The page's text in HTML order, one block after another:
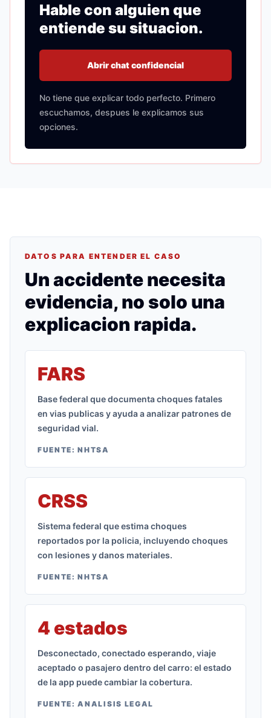
Hable con alguien que
entiende su situacion.
Abrir chat confidencial
No tiene que explicar todo perfecto. Primero
escuchamos, despues le explicamos sus
opciones.
DATOS PARA ENTENDER EL CASO
Un accidente necesita
evidencia, no solo una
explicacion rapida.
FARS
Base federal que documenta choques fatales
en vias publicas y ayuda a analizar patrones de
seguridad vial.
FUENTE:NHTSA
CRSS
Sistema federal que estima choques
reportados por la policia, incluyendo choques
con lesiones y danos materiales.
FUENTE:NHTSA
4 estados
Desconectado, conectado esperando, viaje
aceptado o pasajero dentro del carro: el estado
de la app puede cambiar la cobertura.
FUENTE:ANALISIS LEGAL